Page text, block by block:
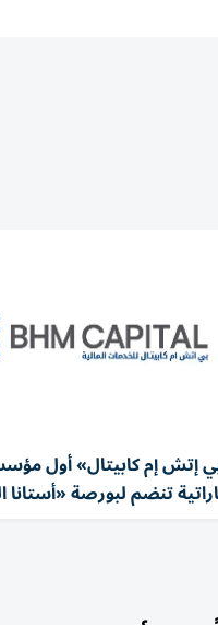
إتش إم كابيتال» أول
تنضم لبورصة «أستانا